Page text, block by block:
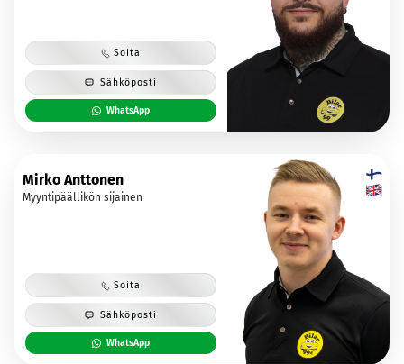
Soita
Sähköposti
WhatsApp
Mirko Anttonen
Myyntipäällikön sijainen
Soita
Sähköposti
WhatsApp